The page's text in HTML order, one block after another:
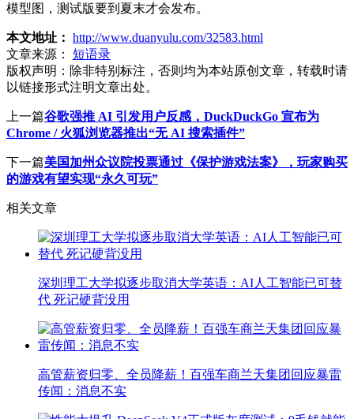
模型图，测试版要到夏末才会发布。
本文地址： http://www.duanyulu.com/32583.html
文章来源：
短语录
版权声明： 除非特别标注，否则均为本站原创文章，转载时请
以链接形式注明文章出处。
上一篇谷歌强推 AI 引发用户反感，DuckDuckGo 宣布为
Chrome / 火狐浏览器推出“无 AI 搜索插件”
下一篇美国加州众议院投票通过《保护游戏法案》，玩家购买
的游戏有望实现“永久可玩”
相关文章
深圳理工大学拟逐步取消大学英语：AI人工智能已可替
代 死记硬背没用
高管薪资归零、全员降薪！百强车商兰天集团回应暴雷
传闻：消息不实